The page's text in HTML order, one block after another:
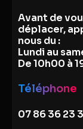
Avant de
déplacer,
nous du :
Lundi au
De 10h00 à
Téléphone
07 86 36 23